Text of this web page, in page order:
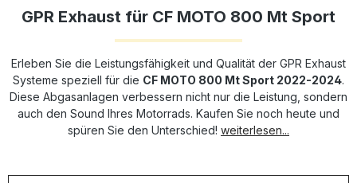
GPR Exhaust für CF MOTO 800 Mt Sport
Erleben Sie die Leistungsfähigkeit und Qualität der GPR Exhaust
Systeme speziell für die CF MOTO 800 Mt Sport 2022-2024.
Diese Abgasanlagen verbessern nicht nur die Leistung, sondern
auch den Sound Ihres Motorrads. Kaufen Sie noch heute und
spüren Sie den Unterschied! weiterlesen...